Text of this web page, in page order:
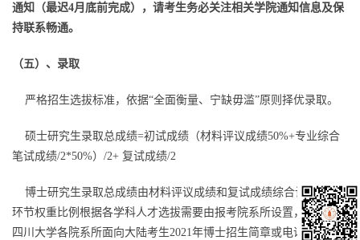
通知（最迟4月底前完成），请考生务必关注相关学院通知信息及保
持联系畅通。
（五）、录取
严格招生选拔标准，依据“全面衡量、宁缺毋滥”原则择优录取。
硕士研究生录取总成绩=初试成绩（材料评议成绩50%+专业综合
笔试成绩/2*50%）/2+ 复试成绩/2
博士研究生录取总成绩由材料评议成绩和复试成绩综合计算，各
环节权重比例根据各学科人才选拔需要由报考院系所设置，可参考
四川大学各院系所面向大陆考生2021年博士招生简章或电话咨询相